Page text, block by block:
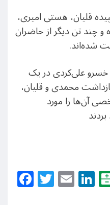
قلیان، هستی امیری،
و چند تن دیگر از حاضران
شده‌اند.
خسرو علی‌کردی در یک
محمدی و قلیان،
آن‌ها را مورد
Facebook
Twitter